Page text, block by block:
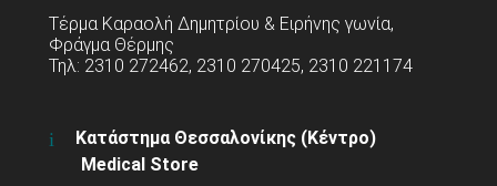
Τέρμα Καραολή Δημητρίου & Ειρήνης γωνία,
Φράγμα Θέρμης
Τηλ: 2310 272462, 2310 270425, 2310 221174
Κατάστημα Θεσσαλονίκης (Κέντρο)
Medical Store